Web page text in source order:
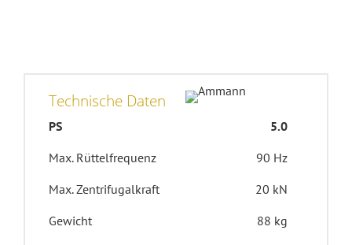
Technische Daten
PS
5.0
Max. Rüttelfrequenz
90 Hz
Max. Zentrifugalkraft
20 kN
Gewicht
88 kg